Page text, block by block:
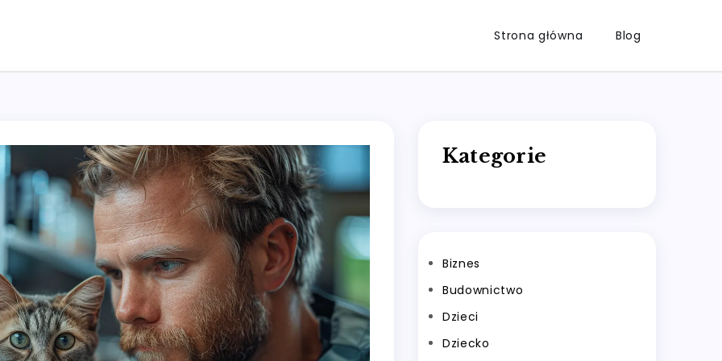
Strona główna Blog
Kategorie
Biznes
Budownictwo
Dzieci
Dziecko